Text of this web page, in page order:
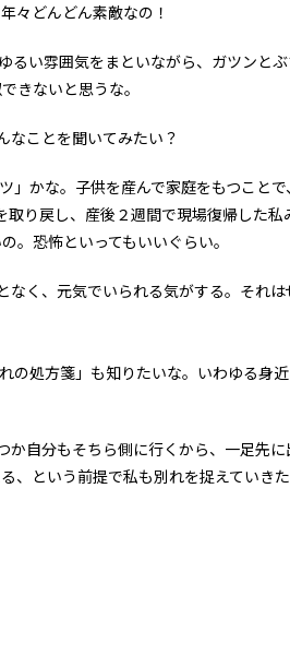
々どんどん素敵なの！
るい雰囲気をまといながら、ガツンと
きないと思うな。
ことを聞いてみたい？
かな。子供を産んで家庭をもつこと
取り戻し、産後２週間で現場復帰した私
。恐怖といってもいいぐらい。
く、元気でいられる気がする。それは
の処方箋」も知りたいな。いわゆる身
自分もそちら側に行くから、一足先に
、という前提で私も別れを捉えていきた